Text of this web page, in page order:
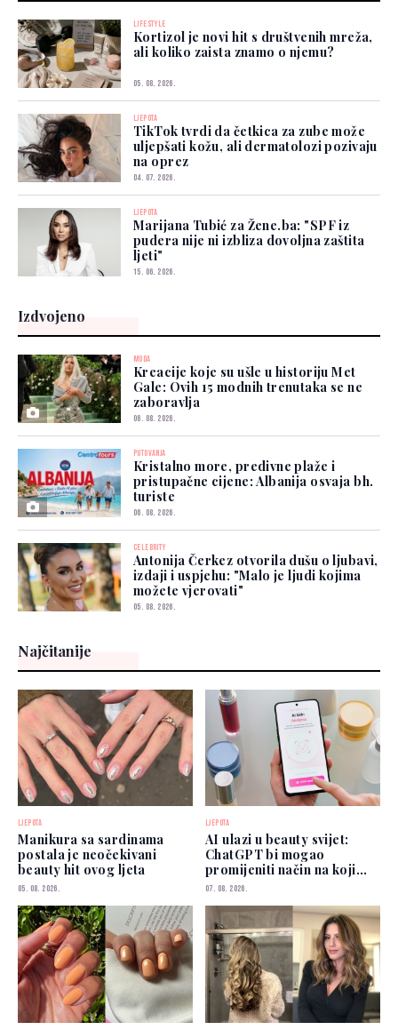
LIFESTYLE
Kortizol je novi hit s društvenih mreža,
ali koliko zaista znamo o njemu?
05. 08. 2026.
LJEPOTA
TikTok tvrdi da četkica za zube može
uljepšati kožu, ali dermatolozi pozivaju
na oprez
04. 07. 2026.
LJEPOTA
Marijana Tubić za Žene.ba: "SPF iz
pudera nije ni izbliza dovoljna zaštita
ljeti"
15. 06. 2026.
Izdvojeno
MODA
Kreacije koje su ušle u historiju Met
Gale: Ovih 15 modnih trenutaka se ne
zaboravlja
06. 08. 2026.
PUTOVANJA
Kristalno more, predivne plaže i
pristupačne cijene: Albanija osvaja bh.
turiste
06. 08. 2026.
CELEBRITY
Antonija Čerkez otvorila dušu o ljubavi,
izdaji i uspjehu: "Malo je ljudi kojima
možete vjerovati"
05. 08. 2026.
Najčitanije
LJEPOTA
Manikura sa sardinama
postala je neočekivani
beauty hit ovog ljeta
05. 08. 2026.
LJEPOTA
AI ulazi u beauty svijet:
ChatGPT bi mogao
promijeniti način na koji
biramo šminku
07. 08. 2026.